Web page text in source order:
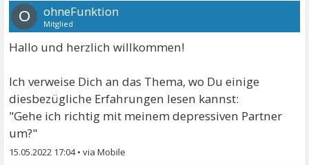
O ohneFunktion
Mitglied
Hallo und herzlich willkommen!
Ich verweise Dich an das Thema, wo Du einige
diesbezügliche Erfahrungen lesen kannst:
"Gehe ich richtig mit meinem depressiven Partner
um?"
15.05.2022 17:04•